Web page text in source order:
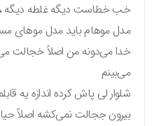
خب خطاست دیگه غلطه دیگه ،
مدل موهام باید مدل موهای
خدا می‌دونه من اصلاً خجالت
می‌بینم
شلوار لی پاش کرده اندازه یه
بیرون ججالت نمی‌کشه اصلاً حیا